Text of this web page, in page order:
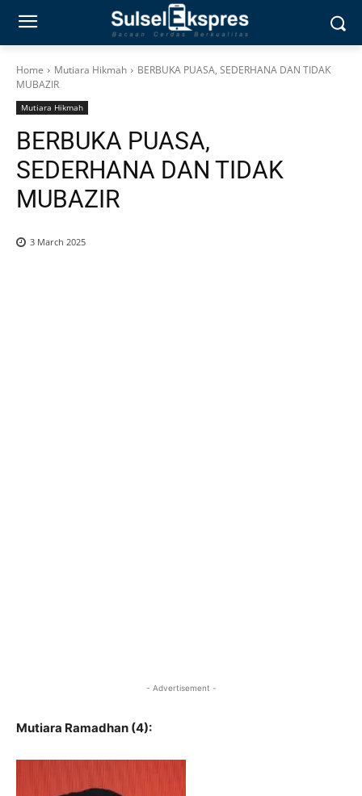
Home Mutiara Hikmah
BERBUKA PUASA, SEDERHANA DAN TIDAK
MUBAZIR
Mutiara Hikmah
BERBUKA PUASA,
SEDERHANA DAN TIDAK
MUBAZIR
3 March 2025
- Advertisement -
Mutiara Ramadhan (4):